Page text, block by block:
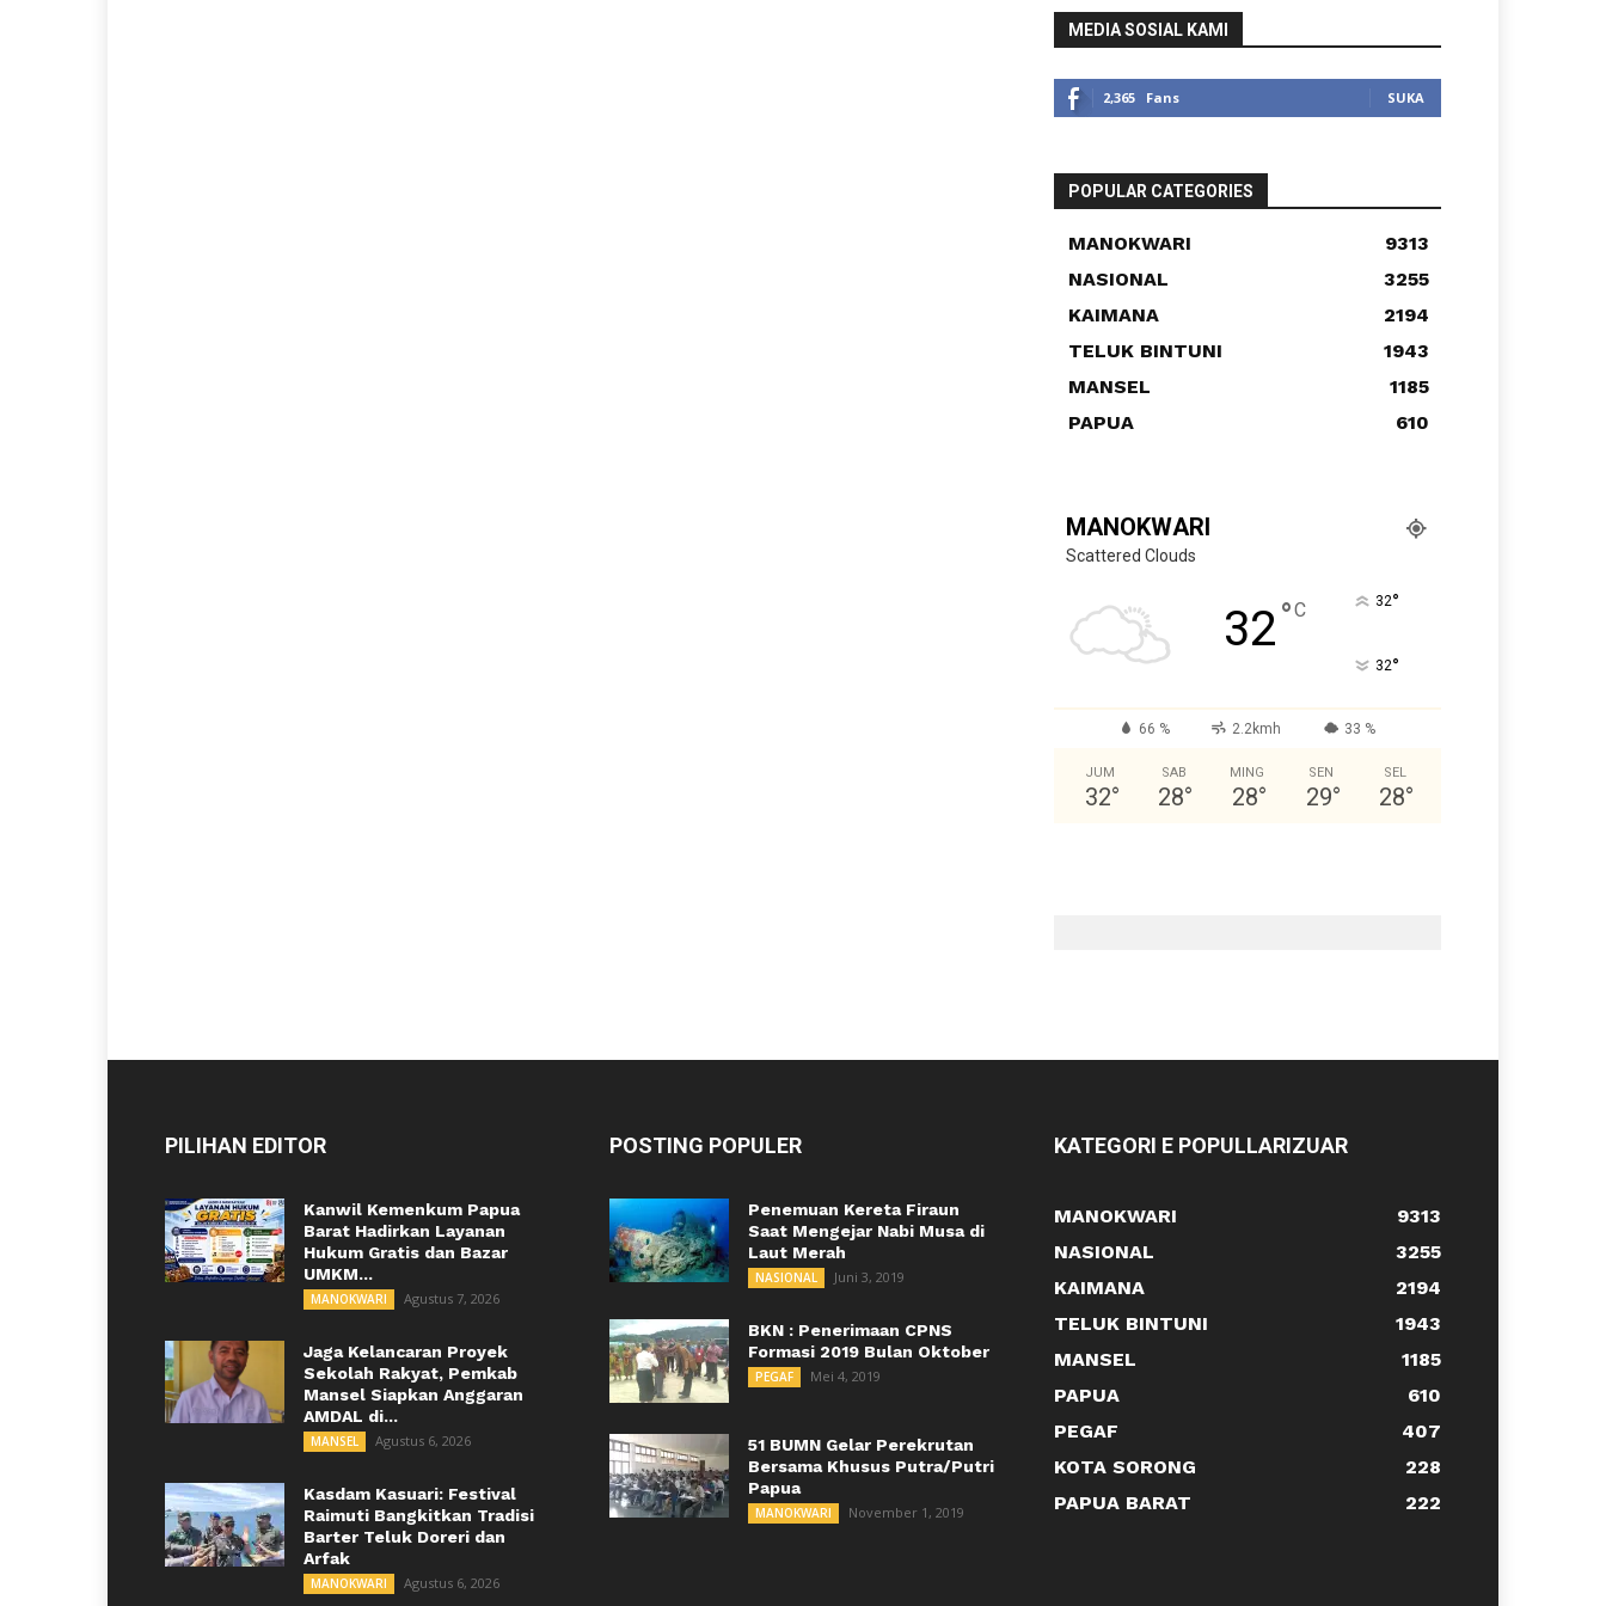
MEDIA SOSIAL KAMI
2,365 Fans SUKA
POPULAR CATEGORIES
MANOKWARI
9313
NASIONAL
3255
KAIMANA
2194
TELUK BINTUNI
1943
MANSEL
1185
PAPUA
610
MANOKWARI
Scattered Clouds
32°C 32°
32°
66 % 2.2kmh 33 %
JUM
32°
SAB
28°
MING
28°
SEN
29°
SEL
28°
PILIHAN EDITOR
Kanwil Kemenkum Papua
Barat Hadirkan Layanan
Hukum Gratis dan Bazar
UMKM...
MANOKWARI Agustus 7, 2026
Jaga Kelancaran Proyek
Sekolah Rakyat, Pemkab
Mansel Siapkan Anggaran
AMDAL di...
MANSEL Agustus 6, 2026
Kasdam Kasuari: Festival
Raimuti Bangkitkan Tradisi
Barter Teluk Doreri dan
Arfak
MANOKWARI Agustus 6, 2026
POSTING POPULER
Penemuan Kereta Firaun
Saat Mengejar Nabi Musa di
Laut Merah
NASIONAL Juni 3, 2019
BKN : Penerimaan CPNS
Formasi 2019 Bulan Oktober
PEGAF Mei 4, 2019
51 BUMN Gelar Perekrutan
Bersama Khusus Putra/Putri
Papua
MANOKWARI November 1, 2019
KATEGORI E POPULLARIZUAR
MANOKWARI
9313
NASIONAL
3255
KAIMANA
2194
TELUK BINTUNI
1943
MANSEL
1185
PAPUA
610
PEGAF
407
KOTA SORONG
228
PAPUA BARAT
222